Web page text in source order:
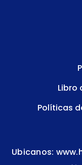
Libro
Políticas
Ubicanos: